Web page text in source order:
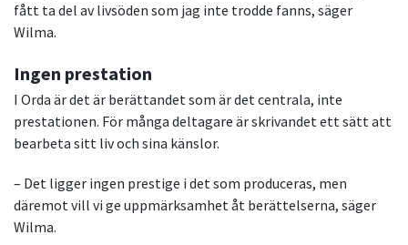
fått ta del av livsöden som jag inte trodde fanns, säger
Wilma.
Ingen prestation
I Orda är det är berättandet som är det centrala, inte
prestationen. För många deltagare är skrivandet ett sätt att
bearbeta sitt liv och sina känslor.
– Det ligger ingen prestige i det som produceras, men
däremot vill vi ge uppmärksamhet åt berättelserna, säger
Wilma.